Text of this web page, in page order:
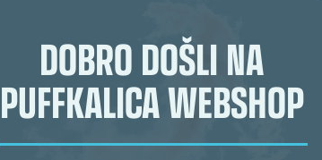
DOBRO DOŠLI NA
PUFFKALICA WEBSHOP